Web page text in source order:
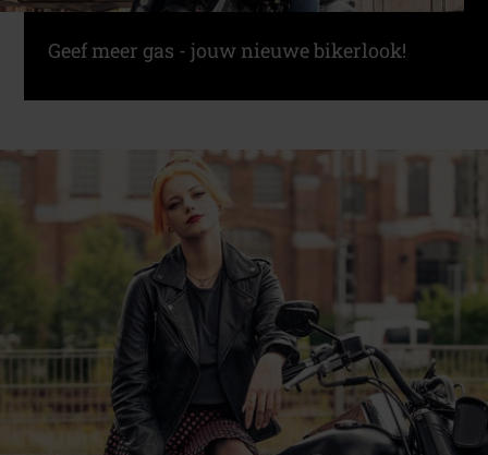
Geef meer gas - jouw nieuwe bikerlook!